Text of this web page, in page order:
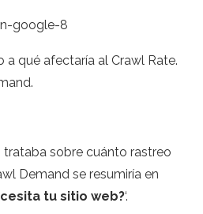
a qué afectaría al Crawl Rate.
trataba sobre cuánto rastreo
Demand se resumiría en
tu sitio web?‘.